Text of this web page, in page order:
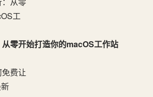
零开始打造你的macOS工作站